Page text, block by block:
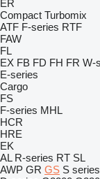
ER
Compact Turbomix
ATF F-series RTF
FAW
FL
EX FB FD FH FR W-
E-series
Cargo
FS
F-series MHL
HCR
HRE
EK
AL R-series RT SL
AWP GR GS S series